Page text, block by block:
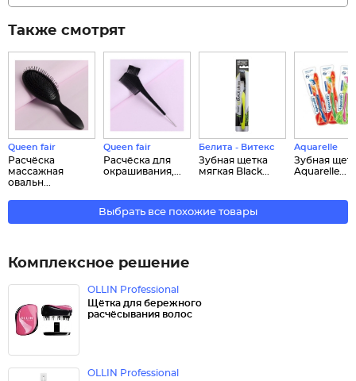
Также смотрят
Queen fair
Расчёска
массажная
овальн...
Queen fair
Расчёска для
окрашивания,...
Белита - Витекс
Зубная щетка
мягкая Black...
Aquarelle
Зубная
Aquarelle...
Выбрать все похожие товары
Комплексное решение
OLLIN Professional
Щётка для бережного
расчёсывания волос
OLLIN Professional